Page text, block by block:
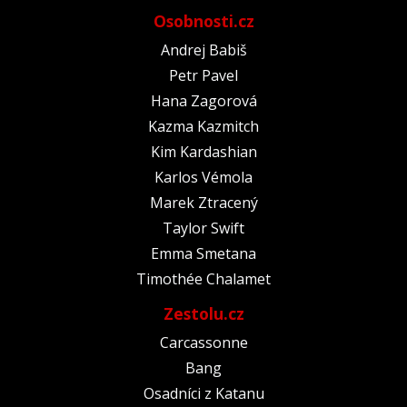
Osobnosti.cz
Andrej Babiš
Petr Pavel
Hana Zagorová
Kazma Kazmitch
Kim Kardashian
Karlos Vémola
Marek Ztracený
Taylor Swift
Emma Smetana
Timothée Chalamet
Zestolu.cz
Carcassonne
Bang
Osadníci z Katanu